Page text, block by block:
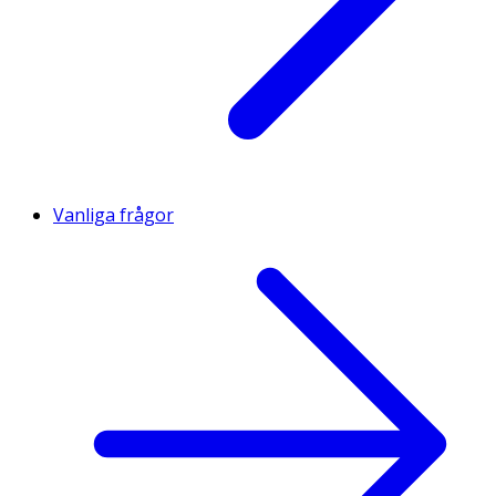
Bacillus/Folic Acid/Soybean Ferment Extract, Caprylyl
Glycol, Sh-Oligopeptide-1, Sh-Oligopeptide-2, Sh-
Polypeptide-1, Sh-Polypeptide-11, Sh-Polypeptide-9,
Vanliga frågor